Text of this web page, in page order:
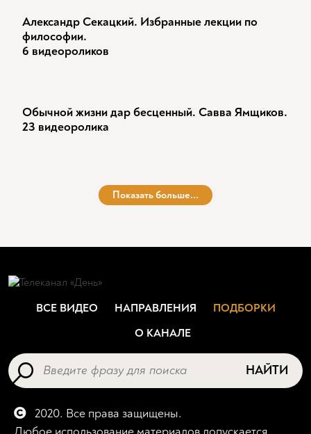
Александр Секацкий. Избранные лекции по
философии.
6 видеороликов
Обычной жизни дар бесценный. Савва Ямщиков.
23 видеоролика
Показать больше...
ВСЕ ВИДЕО НАПРАВЛЕНИЯ
ПОДБОРКИ
О КАНАЛЕ
НАЙТИ
2020. Все права защищены.